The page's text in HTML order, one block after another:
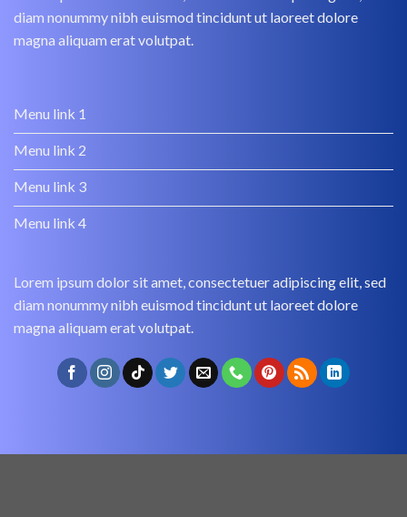
diam nonummy nibh euismod tincidunt ut laoreet dolore
magna aliquam erat volutpat.
Menu link 1
Menu link 2
Menu link 3
Menu link 4
Lorem ipsum dolor sit amet, consectetuer adipiscing elit, sed
diam nonummy nibh euismod tincidunt ut laoreet dolore
magna aliquam erat volutpat.